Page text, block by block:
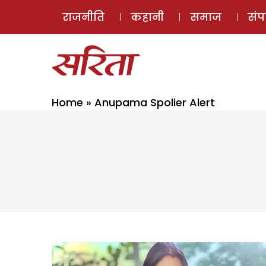
राजनीति कहानी समाज
Home » Anupama Spolier Alert